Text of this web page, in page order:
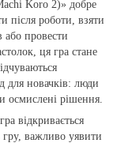
Koro 2)» добре
після роботи, взяти
або провести
ця гра стане
новачків: люди
осмислені рішення.
відкривається
важливо уявити